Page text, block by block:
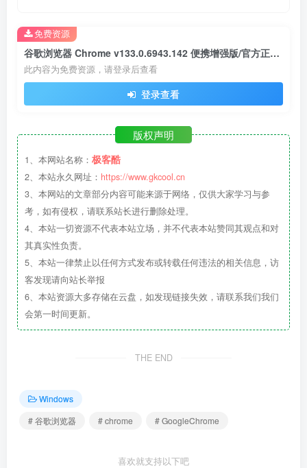
谷歌浏览器 Chrome v133.0.6943.142 便携增强版/官方正式版
此内容为免费资源，请登录后查看
登录查看
免费资源
版权声明
1、本网站名称： 极客酷
2、本站永久网址： https://www.gkcool.cn
3、本网站的文章部分内容可能来源于网络，仅供大家学习与参
考，如有侵权，请联系站长进行删除处理。
4、本站一切资源不代表本站立场，并不代表本站赞同其观点和对
其真实性负责。
5、本站一律禁止以任何方式发布或转载任何违法的相关信息，访
客发现请向站长举报
6、本站资源大多存储在云盘，如发现链接失效，请联系我们我们
会第一时间更新。
THE END
Windows
# 谷歌浏览器
# chrome # GoogleChrome
喜欢就支持以下吧